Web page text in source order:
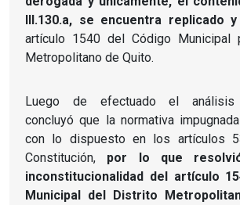
III.130.a, se encuentra replicado
artículo 1540 del Código Municipal
Metropolitano de Quito.
Luego de efectuado el análisis
concluyó que la normativa
con lo dispuesto en los artículos
Constitución, por lo que
inconstitucionalidad del artículo
Municipal del Distrito